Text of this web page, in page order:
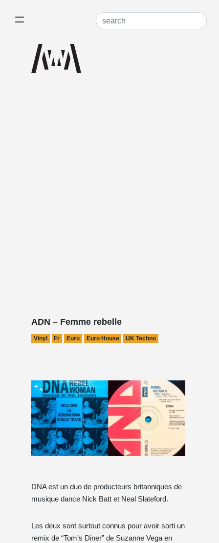
ADN – Femme rebelle
Vinyl Fr Euro Euro House UK Techno
DNA est un duo de producteurs britanniques de
musique dance Nick Batt et Neal Slateford.
Les deux sont surtout connus pour avoir sorti un
remix de “Tom’s Diner” de Suzanne Vega en